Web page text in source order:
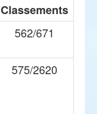
Classements
562/671
575/2620